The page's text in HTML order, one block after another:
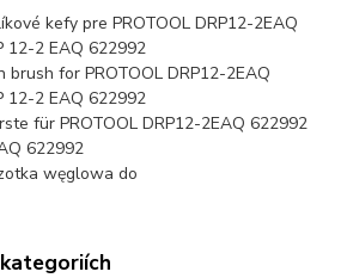
kefy pre PROTOOL DRP12-2EAQ
12-2 EAQ 622992
for PROTOOL DRP12-2EAQ
12-2 EAQ 622992
für PROTOOL DRP12-2EAQ 622992
622992
węglowa do